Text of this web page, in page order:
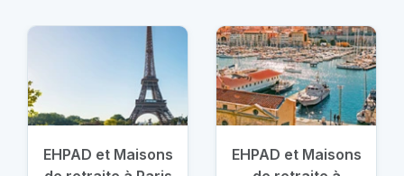
EHPAD et Maisons
EHPAD et Maisons